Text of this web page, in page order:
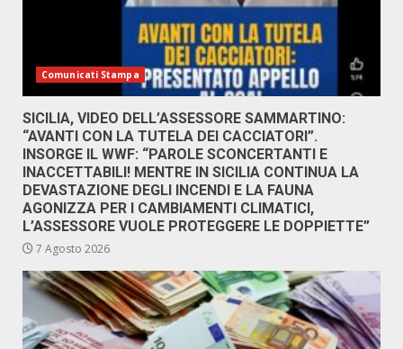
Comunicati Stampa
SICILIA, VIDEO DELL’ASSESSORE SAMMARTINO:
“AVANTI CON LA TUTELA DEI CACCIATORI”.
INSORGE IL WWF: “PAROLE SCONCERTANTI E
INACCETTABILI! MENTRE IN SICILIA CONTINUA LA
DEVASTAZIONE DEGLI INCENDI E LA FAUNA
AGONIZZA PER I CAMBIAMENTI CLIMATICI,
L’ASSESSORE VUOLE PROTEGGERE LE DOPPIETTE”
7 Agosto 2026